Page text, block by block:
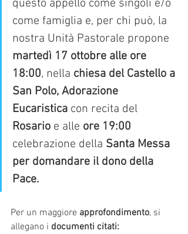
questo appello come singoli e/o
come famiglia e, per chi può, la
nostra Unità Pastorale propone
martedì 17 ottobre alle ore
18:00, nella chiesa del Castello a
San Polo, Adorazione
Eucaristica con recita del
Rosario e alle ore 19:00
celebrazione della Santa Messa
per domandare il dono della
Pace.
Per un maggiore approfondimento, si
allegano i documenti citati: